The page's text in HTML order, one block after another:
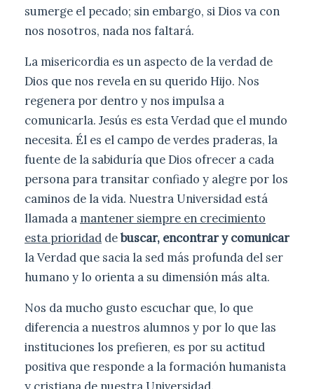
sumerge el pecado; sin embargo, si Dios va con
nos nosotros, nada nos faltará.
La misericordia es un aspecto de la verdad de
Dios que nos revela en su querido Hijo. Nos
regenera por dentro y nos impulsa a
comunicarla. Jesús es esta Verdad que el mundo
necesita. Él es el campo de verdes praderas, la
fuente de la sabiduría que Dios ofrecer a cada
persona para transitar confiado y alegre por los
caminos de la vida. Nuestra Universidad está
llamada a mantener siempre en crecimiento
esta prioridad debuscar, encontrar y comunicar
la Verdad que sacia la sed más profunda del ser
humano y lo orienta a su dimensión más alta.
Nos da mucho gusto escuchar que, lo que
diferencia a nuestros alumnos y por lo que las
instituciones los prefieren, es por su actitud
positiva que responde a la formación humanista